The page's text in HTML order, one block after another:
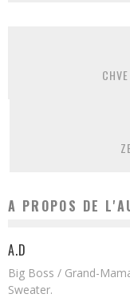
A PROPOS DE
A.D
Big Boss / Grand-
Sweater.